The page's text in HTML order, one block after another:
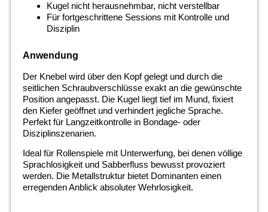
Kugel nicht herausnehmbar, nicht verstellbar
Für fortgeschrittene Sessions mit Kontrolle und
Disziplin
Anwendung
Der Knebel wird über den Kopf gelegt und durch die
seitlichen Schraubverschlüsse exakt an die gewünschte
Position angepasst. Die Kugel liegt tief im Mund, fixiert
den Kiefer geöffnet und verhindert jegliche Sprache.
Perfekt für Langzeitkontrolle in Bondage- oder
Disziplinszenarien.
Ideal für Rollenspiele mit Unterwerfung, bei denen völlige
Sprachlosigkeit und Sabberfluss bewusst provoziert
werden. Die Metallstruktur bietet Dominanten einen
erregenden Anblick absoluter Wehrlosigkeit.